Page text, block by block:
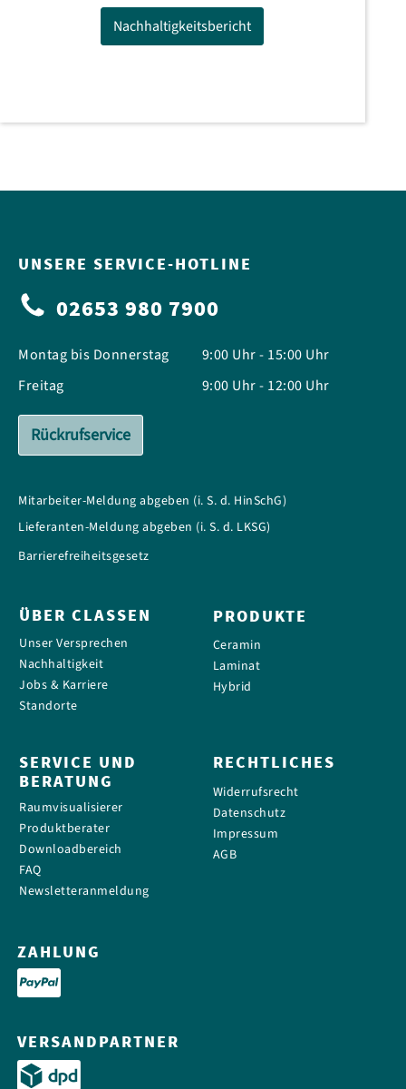
Nachhaltigkeitsbericht
UNSERE SERVICE-HOTLINE
02653 980 7900
Montag bis Donnerstag
Freitag
9:00 Uhr - 15:00 Uhr
9:00 Uhr - 12:00 Uhr
Rückrufservice
Mitarbeiter-Meldung abgeben (i. S. d. HinSchG)
Lieferanten-Meldung abgeben (i. S. d. LKSG)
Barrierefreiheitsgesetz
ÜBER CLASSEN
Unser Versprechen
Nachhaltigkeit
Jobs & Karriere
Standorte
PRODUKTE
Ceramin
Laminat
Hybrid
SERVICE UND
BERATUNG
Raumvisualisierer
Produktberater
Downloadbereich
FAQ
Newsletteranmeldung
RECHTLICHES
Widerrufsrecht
Datenschutz
Impressum
AGB
ZAHLUNG
VERSANDPARTNER